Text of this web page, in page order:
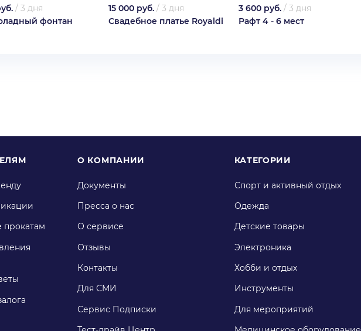
/ 3 дня
фонтан
15 000 руб. / 3 дня
Свадебное платье Royaldi
3 600 руб. / 3 дня
Рафт 4 - 6 мест
О КОМПАНИИ
Документы
Пресса о нас
О сервисе
Отзывы
Контакты
Для СМИ
Сервис Подписки
КАТЕГОРИИ
Спорт и активный отдых
Одежда
Детские товары
Электроника
Хобби и отдых
Инструменты
Для мероприятий